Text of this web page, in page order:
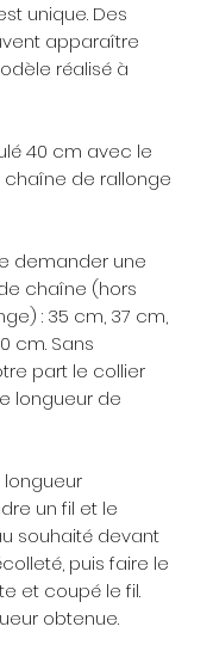
unique. Des
apparaître
réalisé à
40 cm avec le
de rallonge
demander une
chaîne (hors
: 35 cm, 37 cm,
cm. Sans
part le collier
longueur de
longueur
un fil et le
souhaité devant
puis faire le
et coupé le fil.
obtenue.